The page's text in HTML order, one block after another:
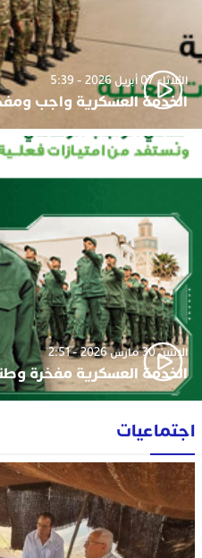
الثلاثاء 07 أبريل 2026 - 5:39
الخدمة العسكرية واجب
الإثنين 30 مارس 2026 - 2:51
الخدمة العسكرية مفخرة
اجتماعيات